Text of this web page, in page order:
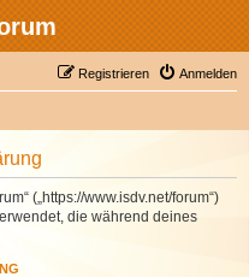
Anmelden
Registrieren
(„https://www.isdv.net/forum“)
die während deines